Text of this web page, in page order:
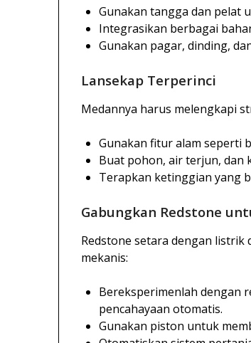
Gunakan tangga dan pelat
Integrasikan berbagai
Gunakan pagar, dinding,
Lansekap Terperinci
Medannya harus melengkapi
Gunakan fitur alam seperti
Buat pohon, air terjun, dan
Terapkan ketinggian yang
Gabungkan Redstone
Redstone setara dengan
mekanis:
Bereksperimenlah dengan
pencahayaan otomatis.
Gunakan piston untuk